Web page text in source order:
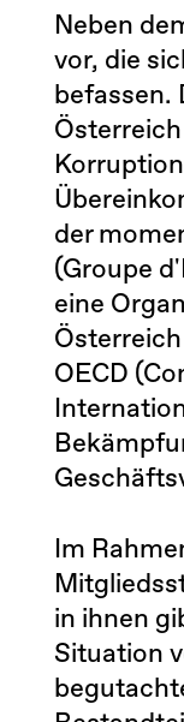
Neben
vor, die
befassen.
der
(Groupe
eine
OECD
Im
in ihnen
Situation